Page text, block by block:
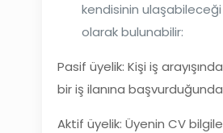
kendisinin
olarak bulunabilir:
Pasif üyelik: Kişi iş
bir iş ilanına
Aktif üyelik: Üyenin CV